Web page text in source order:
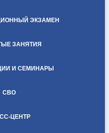
ЭКЗАМЕН
ЗАНЯТИЯ
И СЕМИНАРЫ
СВО
ЦЕНТР